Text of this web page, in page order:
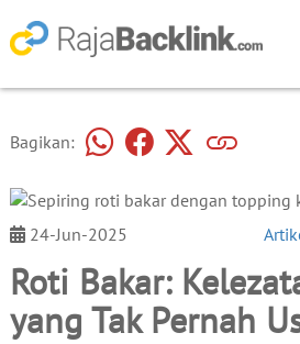
Bagikan:
24-Jun-2025
Roti Bakar:
yang Tak Pernah